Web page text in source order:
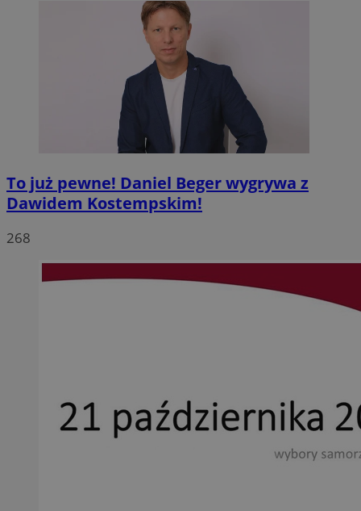
To już pewne! Daniel Beger wygrywa z
Dawidem Kostempskim!
268